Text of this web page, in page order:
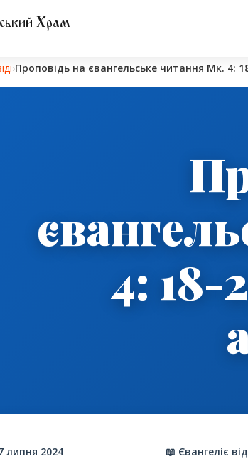
Храм
›Проповідь на євангельське читання Мк. 4:
4:
липня 2024 📖 Євангеліє